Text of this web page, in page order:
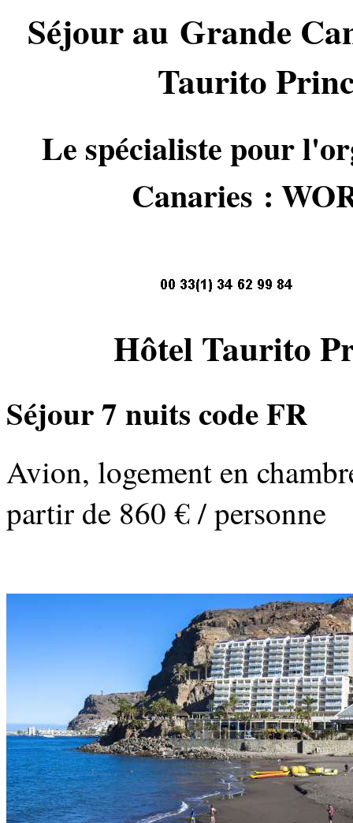
Séjour au Grande
Taurito
Le spécialiste pour
Canaries :
Hôtel Taurito
Séjour 7 nuits code FR
Avion, logement en
partir de 860 € / personne